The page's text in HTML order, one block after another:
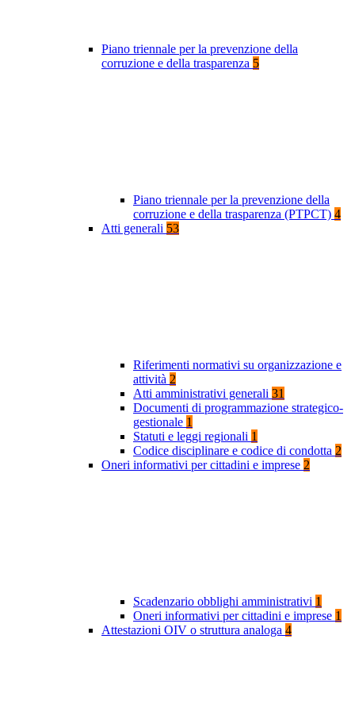
Piano triennale per la prevenzione della
corruzione e della trasparenza 5
Piano triennale per la prevenzione della
corruzione e della trasparenza (PTPCT) 4
Atti generali 53
Riferimenti normativi su organizzazione e
attività 2
Atti amministrativi generali 31
Documenti di programmazione strategico-
gestionale 1
Statuti e leggi regionali 1
Codice disciplinare e codice di condotta 2
Oneri informativi per cittadini e imprese 2
Scadenzario obblighi amministrativi 1
Oneri informativi per cittadini e imprese 1
Attestazioni OIV o struttura analoga 4